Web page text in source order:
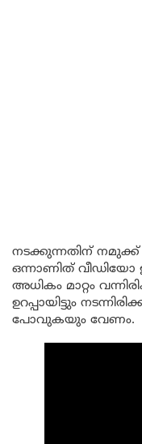
നടക്കുന്നതിന് നമുക്ക്
ഒന്നാണിത് വീഡിയോ
അധികം മാറ്റം
ഉറപ്പായിട്ടും
പോവുകയും വേണം.